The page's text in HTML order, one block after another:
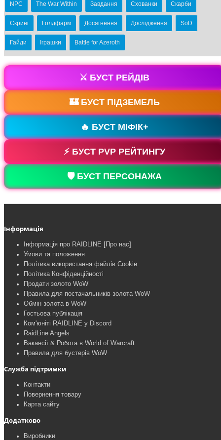
NPC The War Within Завдання Схованки Скарби
Скрині Голдфарм Досягнення Дослідження SoD
Гайди Іграшки Battle for Azeroth
⚔️ БУСТ РЕЙДІВ
🏰 БУСТ ПІДЗЕМЕЛЬ
🔥 БУСТ МІФІК+
⚡ БУСТ PVP РЕЙТИНГУ
🛡️ БУСТ ПЕРСОНАЖА
Інформація
Інформація про RAIDLINE [Про нас]
Умови та положення
Політика використання файлів Cookie
Політика Конфіденційності
Продати золото WoW
Правила для постачальників золота WoW
Обмін золота в WoW
Гостьова публікація
Ком'юніті RAIDLINE у Discord
RaidLine Angels
Вакансії & Робота в World of Warcraft
Правила для бустерів WoW
Служба підтримки
Контакти
Повернення товару
Карта сайту
Додатково
Виробники